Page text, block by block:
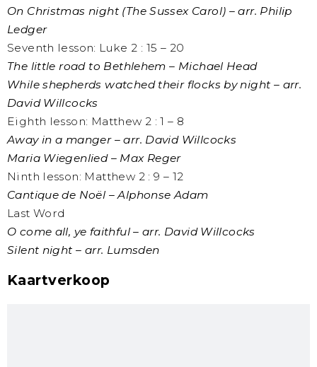
On Christmas night (The Sussex Carol) – arr. Philip
Ledger
Seventh lesson: Luke 2 : 15 – 20
The little road to Bethlehem – Michael Head
While shepherds watched their flocks by night – arr.
David Willcocks
Eighth lesson: Matthew 2 : 1 – 8
Away in a manger – arr. David Willcocks
Maria Wiegenlied – Max Reger
Ninth lesson: Matthew 2 : 9 – 12
Cantique de Noël – Alphonse Adam
Last Word
O come all, ye faithful – arr. David Willcocks
Silent night – arr. Lumsden
Kaartverkoop